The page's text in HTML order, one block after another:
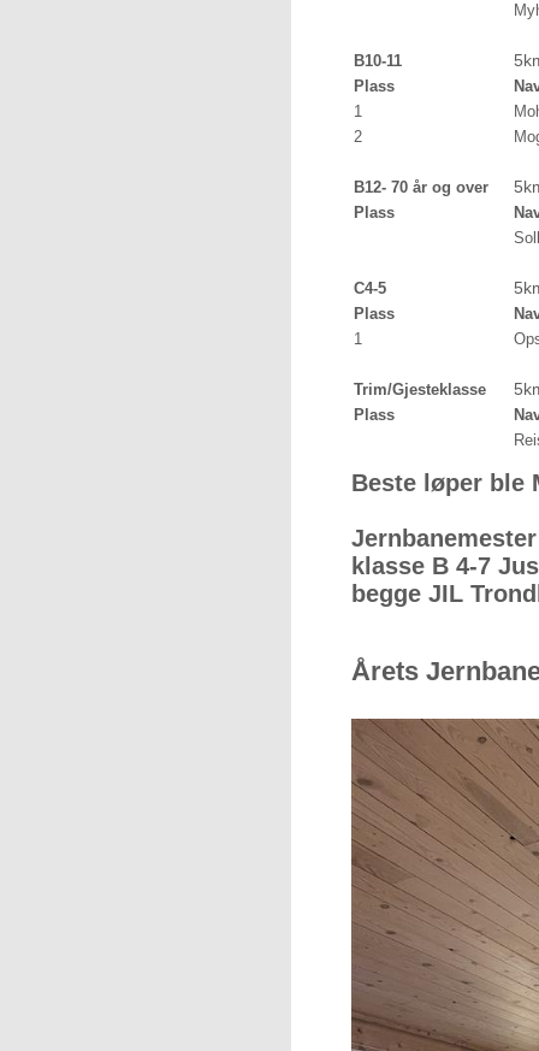
B10-11
Plass
1
2
B12- 70 år og over
Plass
C4-5
Plass
1
Trim/Gjesteklasse
Plass
Beste løper ble
klasse B 4-7
begge JIL
Årets